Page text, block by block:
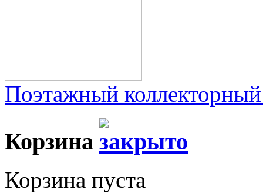
Поэтажный
Корзина
Корзина пуста